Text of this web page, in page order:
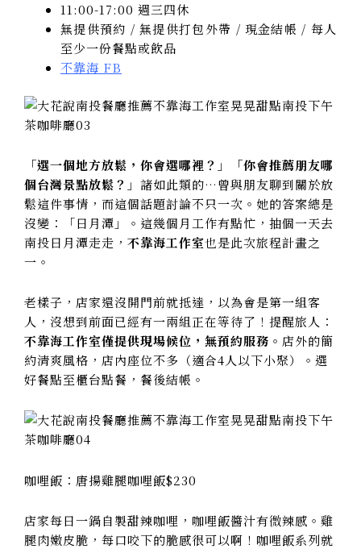
11:00-17:00 週三四休
無提供預約 / 無提供打包外帶 / 現金結帳 / 每人
至少一份餐點或飲品
不靠海 FB
「選一個地方放鬆，你會選哪裡？」「你會推薦朋友哪
個台灣景點放鬆？」 諸如此類的…曾與朋友聊到關於放
鬆這件事情，而這個話題討論不只一次。她的答案總是
沒變：「日月潭」。這幾個月工作有點忙，抽個一天去
南投日月潭走走， 不靠海工作室也是此次旅程計畫之
一。
老樣子，店家還沒開門前就抵達，以為會是第一組客
人，沒想到前面已經有一兩組正在等待了！提醒旅人：
不靠海工作室僅提供現場候位，無預約服務。 店外的簡
約清爽風格，店內座位不多（適合4人以下小聚）。選
好餐點至櫃台點餐，餐後結帳。
咖哩飯：唐揚雞腿咖哩飯$230
店家每日一鍋自製甜辣咖哩，咖哩飯醬汁有微辣感。雞
腿肉嫩皮脆，每口咬下的脆感很可以啊！咖哩飯系列就